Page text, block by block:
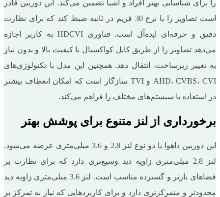
را برای شناسایی بهتر افراد و اشیا تضمین می‌کند. این دوربین قادر
است تصاویر را با نرخ 30 فریم در ثانیه ضبط کند که برای نظارت
دقیق و حرفه‌ای ایده‌آل است. فناوری HDCVI به کاربر اجازه
می‌دهد تصاویر را از طریق کابل کواکسیال با کیفیت بالا و بدون نیاز
به تغییر زیرساخت، انتقال دهد. همچنین این مدل با تکنولوژی‌های
AHD، CVBS، CVI و TVI سازگار است که امکان انعطاف بیشتر
در استفاده با سیستم‌های مختلف را فراهم می‌کند.
برخورداری از لنز متنوع برای پوشش بهتر
این دوربین داهوا با دو نوع لنز 2.8 و 3.6 میلی‌متری عرضه می‌شود.
لنز 2.8 میلی‌متری زاویه دید وسیع‌تری دارد که برای نظارت بر
فضاهای بازتر و گسترده مناسب است. لنز 3.6 میلی‌متری زاویه دید
محدودتر و متمرکزتری دارد و برای کاربردهایی که نیاز به تمرکز بر